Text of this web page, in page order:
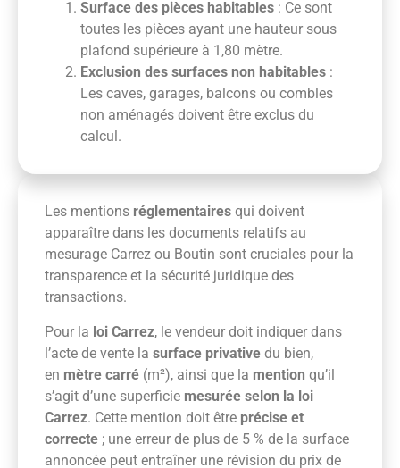
Surface des pièces habitables : Ce sont
toutes les pièces ayant une hauteur sous
plafond supérieure à 1,80 mètre.
Exclusion des surfaces non habitables :
Les caves, garages, balcons ou combles
non aménagés doivent être exclus du
calcul.
Les mentions réglementaires qui doivent
apparaître dans les documents relatifs au
mesurage Carrez ou Boutin sont cruciales pour la
transparence et la sécurité juridique des
transactions.
Pour la loi Carrez, le vendeur doit indiquer dans
l’acte de vente la surface privative du bien,
en mètre carré (m²), ainsi que la mention qu’il
s’agit d’une superficie mesurée selon la loi
Carrez. Cette mention doit être précise et
correcte ; une erreur de plus de 5 % de la surface
annoncée peut entraîner une révision du prix de